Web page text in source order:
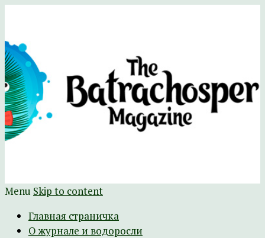
The Batrachospermum Magazine
Батрахоспермум (официальный сайт)
Menu Skip to content
Главная страничка
О журнале и водоросли